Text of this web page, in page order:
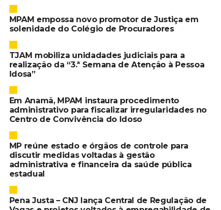
MPAM empossa novo promotor de Justiça em
solenidade do Colégio de Procuradores
TJAM mobiliza unidadades judiciais para a
realização da “3.ª Semana de Atenção à Pessoa
Idosa”
Em Anamã, MPAM instaura procedimento
administrativo para fiscalizar irregularidades no
Centro de Convivência do Idoso
MP reúne estado e órgãos de controle para
discutir medidas voltadas à gestão
administrativa e financeira da saúde pública
estadual
Pena Justa – CNJ lança Central de Regulação de